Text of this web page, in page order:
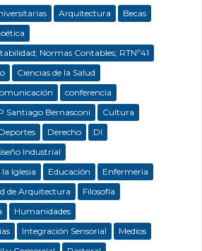
Arquitectura
Becas
Normas Contables; RTNº41
Ciencias de la Salud
conferencia
Santiago Bernasconi
Cultura
Deportes Derecho
DI
Industrial
Iglesia
Educación
Enfermeria
de Arquitectura
Filosofía
Humanidades
Integración Sensorial
Medios